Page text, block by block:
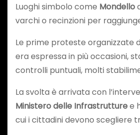
Luoghi simbolo come Mondello
varchi o recinzioni per
Le prime proteste organizzate
era espressa in più occasioni,
controlli puntuali, molti
La svolta è arrivata con
Ministero delle Infrastrutturee
cui i cittadini devono scegliere